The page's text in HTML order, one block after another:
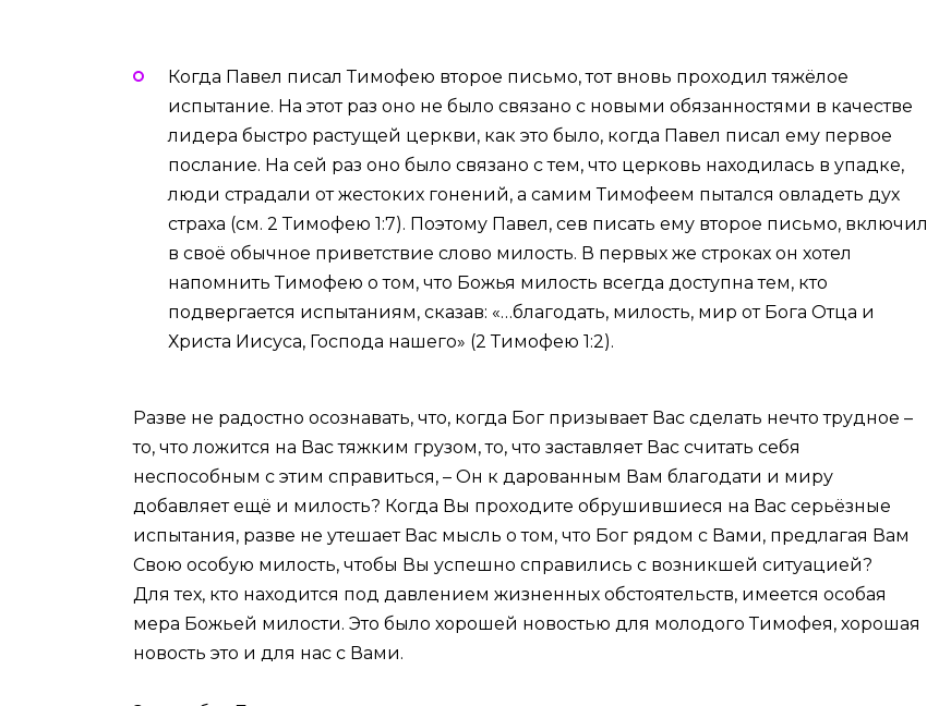
Когда Павел писал Тимофею второе письмо, тот вновь проходил тяжёлое
испытание. На этот раз оно не было связано с новыми обязанностями в качестве
лидера быстро растущей церкви, как это было, когда Павел писал ему первое
послание. На сей раз оно было связано с тем, что церковь находилась в упадке,
люди страдали от жестоких гонений, а самим Тимофеем пытался овладеть дух
страха (см. 2 Тимофею 1:7). Поэтому Павел, сев писать ему второе письмо, включил
в своё обычное приветствие слово милость. В первых же строках он хотел
напомнить Тимофею о том, что Божья милость всегда доступна тем, кто
подвергается испытаниям, сказав: «…благодать, милость, мир от Бога Отца и
Христа Иисуса, Господа нашего» (2 Тимофею 1:2).
Разве не радостно осознавать, что, когда Бог призывает Вас сделать нечто трудное –
то, что ложится на Вас тяжким грузом, то, что заставляет Вас считать себя
неспособным с этим справиться, – Он к дарованным Вам благодати и миру
добавляет ещё и милость? Когда Вы проходите обрушившиеся на Вас серьёзные
испытания, разве не утешает Вас мысль о том, что Бог рядом с Вами, предлагая Вам
Свою особую милость, чтобы Вы успешно справились с возникшей ситуацией?
Для тех, кто находится под давлением жизненных обстоятельств, имеется особая
мера Божьей милости. Это было хорошей новостью для молодого Тимофея, хорошая
новость это и для нас с Вами.